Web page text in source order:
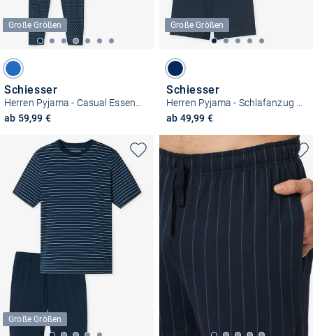
Große Größen
Schiesser
ab 59,99 €
Große Größen
Schiesser
ab 49,99 €
Große Größen